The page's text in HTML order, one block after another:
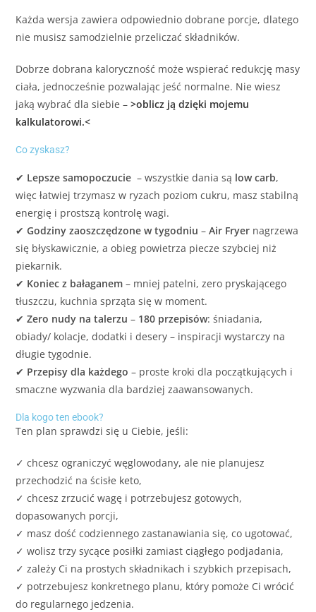
Każda wersja zawiera odpowiednio dobrane porcje, dlatego
nie musisz samodzielnie przeliczać składników.
Dobrze dobrana kaloryczność może wspierać redukcję masy
ciała, jednocześnie pozwalając jeść normalne. Nie wiesz
jaką wybrać dla siebie –>oblicz ją dzięki mojemu
kalkulatorowi.<
Co zyskasz?
✔ Lepsze samopoczucie – wszystkie dania są low carb,
więc łatwiej trzymasz w ryzach poziom cukru, masz stabilną
energię i prostszą kontrolę wagi.
✔Godziny zaoszczędzone w tygodniu –Air Fryer nagrzewa
się błyskawicznie, a obieg powietrza piecze szybciej niż
piekarnik.
✔ Koniec z bałaganem – mniej patelni, zero pryskającego
tłuszczu, kuchnia sprząta się w moment.
✔Zero nudy na talerzu – 180 przepisów: śniadania,
obiady/ kolacje, dodatki i desery – inspiracji wystarczy na
długie tygodnie.
✔ Przepisy dla każdego– proste kroki dla początkujących i
smaczne wyzwania dla bardziej zaawansowanych.
Dla kogo ten ebook?
Ten plan sprawdzi się u Ciebie, jeśli:
✓ chcesz ograniczyć węglowodany, ale nie planujesz
przechodzić na ścisłe keto,
✓ chcesz zrzucić wagę i potrzebujesz gotowych,
dopasowanych porcji,
✓ masz dość codziennego zastanawiania się, co ugotować,
✓ wolisz trzy sycące posiłki zamiast ciągłego podjadania,
✓ zależy Ci na prostych składnikach i szybkich przepisach,
✓ potrzebujesz konkretnego planu, który pomoże Ci wrócić
do regularnego jedzenia.